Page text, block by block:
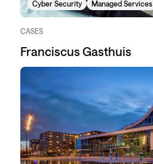
Cyber Security Managed Services
CASES
Franciscus Gasthuis